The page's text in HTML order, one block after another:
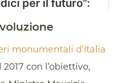
monumentali d’Italia
con l’obiettivo,